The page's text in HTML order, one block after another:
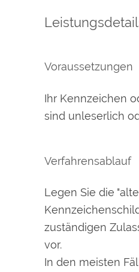
Voraussetzungen
Ihr Kennzeichen
sind unleserlich
Verfahrensablauf
Legen Sie die
zuständigen
vor.
In den meisten